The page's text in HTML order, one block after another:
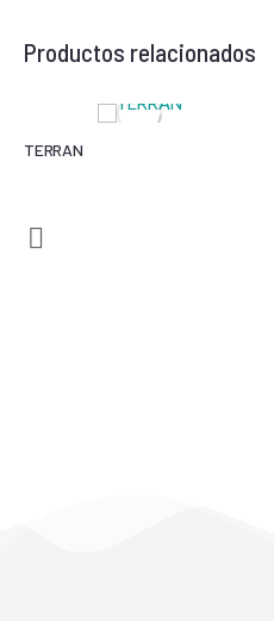
Productos relacionados
TERRAN